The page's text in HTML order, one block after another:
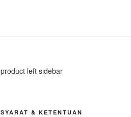
product left sidebar
SYARAT & KETENTUAN